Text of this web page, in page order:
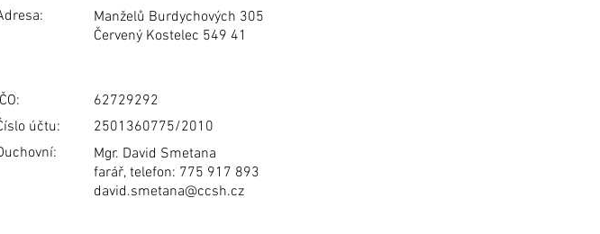
Manželů Burdychových 305
Červený Kostelec 549 41
účtu:
62729292
2501360775/2010
Mgr. David Smetana
farář, telefon: 775 917 893
david.smetana@ccsh.cz